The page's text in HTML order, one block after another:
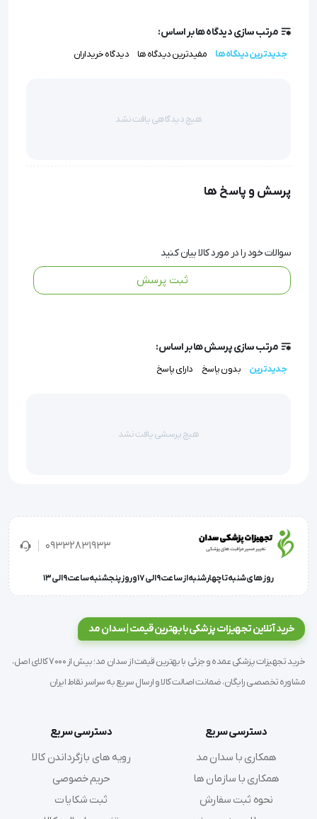
توانایی فرد آسیب دیده در صاف نگه داشتن آن میباشد.
محتویات جعبه :
کننده انگشت) ایجاد میشود.از نشانه های این
مرتب سازی دیدگاه ها بر اساس:
جدیدترین دیدگاه ها مفیدترین دیدگاه ها دیدگاه خریداران
هیچ دیدگاهی یافت نشد
پرسش و پاسخ ها
سوالات خود را در مورد کالا بیان کنید
ثبت پرسش
مرتب سازی پرسش ها بر اساس:
جدیدترین بدون پاسخ دارای پاسخ
هیچ پرسشی یافت نشد
09332831933
روز های شنبه تا چهارشنبه از ساعت 9 الی 17 و روز پنجشنبه ساعت 9 الی 13
خرید آنلاین تجهیزات پزشکی با بهترین قیمت | سدان مد
خرید تجهیزات پزشکی عمده و جزئی با بهترین قیمت از سدان مد؛ بیش از 7000 کالای اصل،
مشاوره تخصصی رایگان، ضمانت اصالت کالا و ارسال سریع به سراسر نقاط ایران
دسترسی سریع
همکاری با سدان مد
همکاری با سازمان ها
نحوه ثبت سفارش
دسترسی سریع
رویه های بازگرداندن کالا
حریم خصوصی
ثبت شکایات